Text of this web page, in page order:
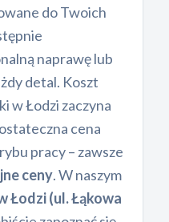
do Twoich
naprawę lub
detal. Koszt
w Łodzi zaczyna
cena
pracy – zawsze
ceny. W naszym
Łodzi (ul. Łąkowa